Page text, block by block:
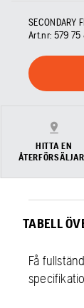
SECONDARY
Art.nr: 579 75
HITTA EN
TABELL
Få